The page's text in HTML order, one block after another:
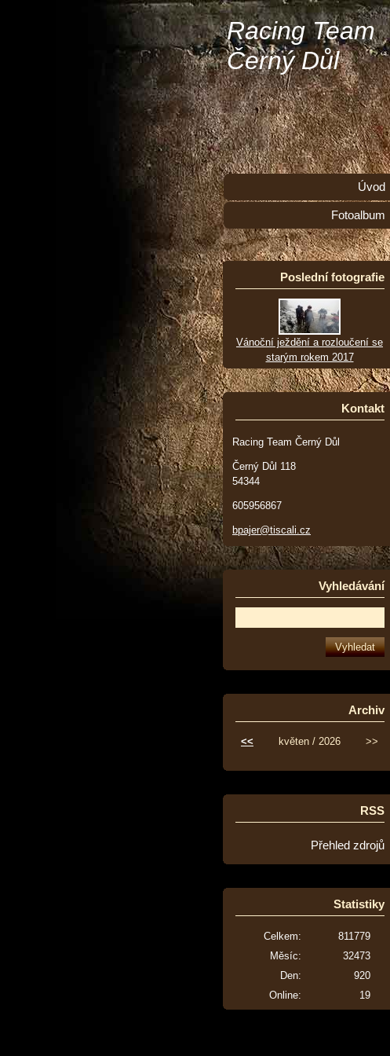
Racing Team
Černý Důl
Úvod
Fotoalbum
Poslední fotografie
Vánoční ježdění a rozloučení se
starým rokem 2017
Kontakt
Racing Team Černý Důl
Černý Důl 118
54344
605956867
bpajer@tiscali.cz
Vyhledávání
Archiv
<< květen / 2026 >>
RSS
Přehled zdrojů
Statistiky
Online: 19
Celkem:
811779
Měsíc:
32473
Den:
920